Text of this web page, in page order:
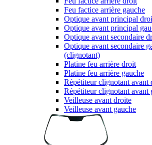
Feu factice arrière gauche
Optique avant principal
Optique avant principal
Optique avant secondaire
Optique avant secondaire
(clignotant)
Platine feu arrière droit
Platine feu arrière gauche
Répétiteur clignotant avant
Répétiteur clignotant avant
Veilleuse avant droite
Veilleuse avant gauche